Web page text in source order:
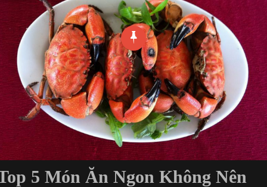
5 Món Ăn Ngon Không Nên